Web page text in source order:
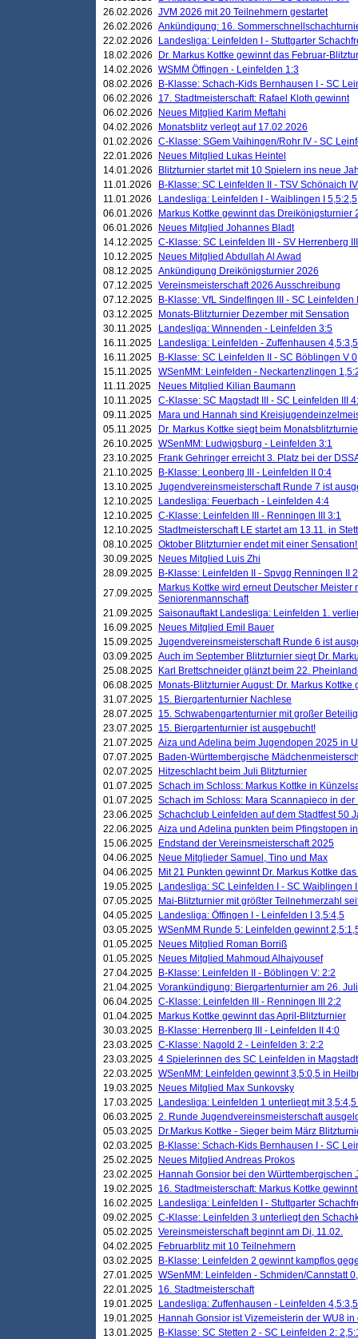
26.02.2026 JVM 2026 mit 20 Teilnehmern gestartet
26.02.2026 Ankündigung: 16.
22.02.2026
Landesliga: Leinfelden I - Stuttgarter
18.02.2026
Dr. Markus Kottke gewinnt das Februar-
14.02.2026 WSMM Öffingen - Leinfelden 1:3
08.02.2026
B-Klasse: Schach-Kids Bernhausen I - SC
06.02.2026
17. Stadtmeisterschaft: Rafael Kloth gewinnt
06.02.2026
Neues Mitglied Karim Meftahi
04.02.2026
Monatsblitz verlegt auf 17.02.2026
01.02.2026 C-Klasse: SGem Vaihingen/Rohr IV - SC
22.01.2026
Neues Mitglied Lukas Heintel
14.01.2026
Blitzturnier startet mit 10 Spielern ins neue
11.01.2026
B-Klasse: SC Leinfelden II - TSV Schönaich
11.01.2026
Landesliga: Leinfelden I - Waiblingen I 5,5:2,5
06.01.2026
Markus Kottke gewinnt das Dreikönigsturnier
06.01.2026
Neues Mitglied Johannes Bladt
14.12.2025 C-Klasse: SC Leinfelden III - SV Herrenberg
10.12.2025
Neues Mitglied Abdullah Al Awad
08.12.2025 Ankündigung Dreikönigsturnier 2026
07.12.2025 Vereinsmeisterschaft 2026 Ausschreibung
07.12.2025
B-Klasse: VfL Sindelfingen III - SC Leinfelden
03.12.2025
Monats-Blitzturnier Dezember mit Sensation
30.11.2025
Landesliga: Winnenden - Leinfelden 3:5
16.11.2025
Landesliga: Leinfelden - Zuffenhausen 4,5:3,5
16.11.2025
B-Klasse: SC Leinfelden II - SC Böblingen V
15.11.2025 WSenMM: Leinfelden - Neckartenzlingen
11.11.2025
Neues Mitglied Kilian Baumann
10.11.2025 C-Klasse: SC Magstadt III - SC Leinfelden III
09.11.2025
Mara und Hannah sind
05.11.2025
Dr. Markus Kottke siegt beim
26.10.2025 WSenMM: Ludwigsburg - Leinfelden 3:1
23.10.2025
Frank Gehringer erreicht 3. Platz bei der
21.10.2025
B-Klasse: Leonberg III - Leinfelden II 0:4
13.10.2025 Jugendvereinsmeisterschaft Runde 7 ist
12.10.2025
Landesliga: Feuerbach - Leinfelden 4:4
12.10.2025 C-Klasse: Leinfelden III - Renningen III 3:1
12.10.2025 Stadtmeisterschaft LE startet am 13.11. in
08.10.2025 Oktober Blitzturnier endet mit einer
30.09.2025
Neues Mitglied Luis Zhi
28.09.2025
B-Klasse: Leinfelden II - Spvgg Renningen II
27.09.2025
Markus Kottke wird erneut Deutscher Meister
Seniorenmannschaft
21.09.2025 Saisonauftakt Landesliga: Leinfelden 1.
16.09.2025
Neues Mitglied Emil Bauer
15.09.2025 Jugendvereinsmeisterschaft Runde 6 ist
03.09.2025 Auch im September Blitzturnier siegt Dr.
25.08.2025
Karl Brettschneider glänzt beim 22.
06.08.2025
Monats-Blitzturnier August: Dr. Markus Kottke
31.07.2025 15. Biergartenturnier Nachlese
28.07.2025 15. Schwabengartenturnier mit großer
23.07.2025 15. Biergartenturnier ist ausgebucht!
21.07.2025 Aiza und Adelina beim Jugendopen 2025 in
07.07.2025
Baden-Württembergische
02.07.2025
Hitzeschlacht beim Juli Blitzturnier
01.07.2025 Schach im Schloss: Markus Kottke in
01.07.2025 Schach im Schloss: Mara Scannapieco in der
23.06.2025 Schachclub Leinfelden auf dem Stadtfest 50
22.06.2025 Aiza und Adelina punkten beim Pfingstopen
15.06.2025
Endstand der Vereinsmeisterschaft 2025
04.06.2025
Neue Mitglieder Samuel, Tino und Max
04.06.2025
Mit 21 Punkten gewinnt Dr. Markus Kottke
19.05.2025
Landesliga: SC Leinfelden I - SC Waiblingen
07.05.2025
Mai-Blitzturnier mit größter Teilnehmerzahl
04.05.2025
Landesliga: Öffingen I - Leinfelden I 3,5:4,5
03.05.2025 WSenMM Runde 5: Leinfelden gewinnt
01.05.2025
Neues Mitglied Roman Borriß
01.05.2025
Neues Mitglied Mahmoud Alhajyousef
27.04.2025
B-Klasse: Leinfelden II - Böblingen V: 2:2
21.04.2025 Vorankündigung: Biergartenturnier am 26. Juli
06.04.2025 C-Klasse: Leinfelden III - Renningen III 2:2
01.04.2025
Markus Kottke gewinnt das April-Blitzturnier
30.03.2025
B-Klasse: Herrenberg III - Leinfelden II 4:0
23.03.2025 C-Klasse: Nagold 2 - Leinfelden 3: 2:2
23.03.2025 4 Spielerinnen des SC Leinfelden in Magstadt
22.03.2025 WSenMM: Leinfelden gewinnt 3,5:0,5 in
19.03.2025
Neues Mitglied Max Sunkovsky
17.03.2025
Landesliga: Leinfelden 1 unterliegt mit
06.03.2025 2. Runde Jugendvereinsmeisterschaft
05.03.2025
Dr.Markus Kottke - Sieger beim März
02.03.2025
B-Klasse: Schach-Kids Bernhausen I - SC
25.02.2025
Neues Mitglied Andreas Prokos
23.02.2025
Hannah Gonsior bei den Württembergischen
19.02.2025 16. Stadtmeisterschaft: Markus Kottke
16.02.2025
Landesliga: Leinfelden I - Stuttgarter
09.02.2025 C-Klasse: Leinfelden 3 unterliegt den
05.02.2025 Vereinsmeisterschaft beginnt am Di, 11.02.
04.02.2025
Februarblitz mit 10 Teilnehmern
03.02.2025
B-Klasse: Leinfelden 2 gewinnt kampflos
27.01.2025 WSenMM: Leinfelden - Schmiden/Cannstatt
22.01.2025 16. Stadtmeisterschaft
19.01.2025
Landesliga: Zuffenhausen - Leinfelden 4,5:3,5
19.01.2025
Hannah Gonsior ist Vizemeisterin der WU8 in
13.01.2025
B-Klasse: SC Stetten 2 - SC Leinfelden 2: